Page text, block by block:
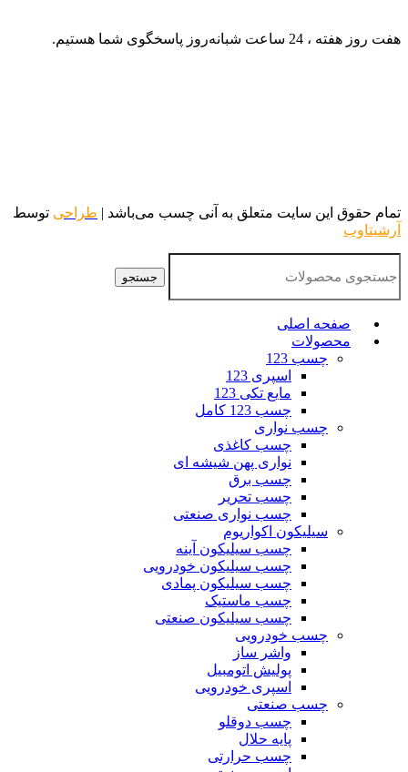
هفت روز هفته ، 24 ساعت شبانه‌روز پاسخگوی شما هستیم.
تمام حقوق این سایت متعلق به آنی چسب می‌باشد | طراحی توسط
آرشیتاوب
جستجو
صفحه اصلی
محصولات
چسب 123
اسپری 123
مایع تکی 123
چسب 123 کامل
چسب نواری
چسب کاغذی
نواری پهن شیشه ای
چسب برق
چسب تحریر
چسب نواری صنعتی
سیلیکون اکواریوم
چسب سیلیکون آینه
چسب سیلیکون خودرویی
چسب سیلیکون پمادی
چسب ماستیک
چسب سیلیکون صنعتی
چسب خودرویی
واشر ساز
پولیش اتومبیل
اسپری خودرویی
چسب صنعتی
چسب دوقلو
پایه حلال
چسب حرارتی